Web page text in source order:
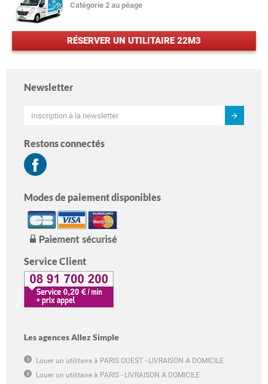
Catégorie 2 au péage
RÉSERVER UN UTILITAIRE 22M3
Newsletter
Restons connectés
Modes de paiement disponibles
Service Client
Les agences Allez Simple
Louer un utilitaire à PARIS OUEST - LIVRAISON A DOMICILE
Louer un utilitaire à PARIS - LIVRAISON A DOMICILE